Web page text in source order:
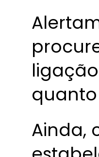
quanto
Ainda,